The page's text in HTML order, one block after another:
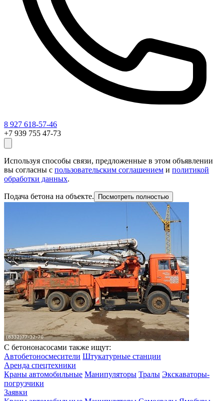
8 927 618-57-46
+7 939 755 47-73
Используя способы связи, предложенные в этом объявлении
вы согласны с пользовательским соглашением и политикой
обработки данных.
Подача бетона на объекте. Посмотреть полностью
С бетононасосами также ищут:
Автобетоносмесители Штукатурные станции
Аренда спецтехники
Краны автомобильные Манипуляторы Тралы Экскаваторы-
погрузчики
Заявки